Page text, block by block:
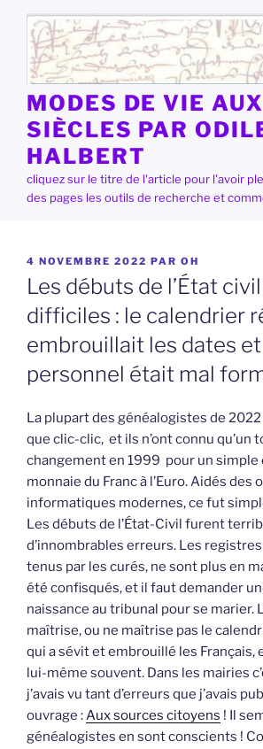
contenu
principal
MODES DE VIE
SIÈCLES PAR
HALBERT
cliquez sur le titre de l'article pour l'avoir
des pages les outils de recherche et
PUBLIÉ
LE
4 NOVEMBRE 2022 PAR OH
Les débuts de l’État
difficiles : le calendrier
embrouillait les dates
personnel était mal
La plupart des généalogistes de
que clic-clic, et ils n’ont connu qu’un
changement en 1999 pour un simple
monnaie du Franc à l’Euro. Aidés des
informatiques modernes, ce fut
Les débuts de l’État-Civil furent
d’innombrables erreurs. Les
tenus par les curés, ne sont plus en
été confisqués, et il faut demander
naissance au tribunal pour se marier.
maîtrise, ou ne maîtrise pas le
qui a sévit et embrouillé les Français,
lui-même souvent. Dans les mairies
j’avais vu tant d’erreurs que j’avais
ouvrage :Aux sources citoyens ! Il
généalogistes en sont conscients !